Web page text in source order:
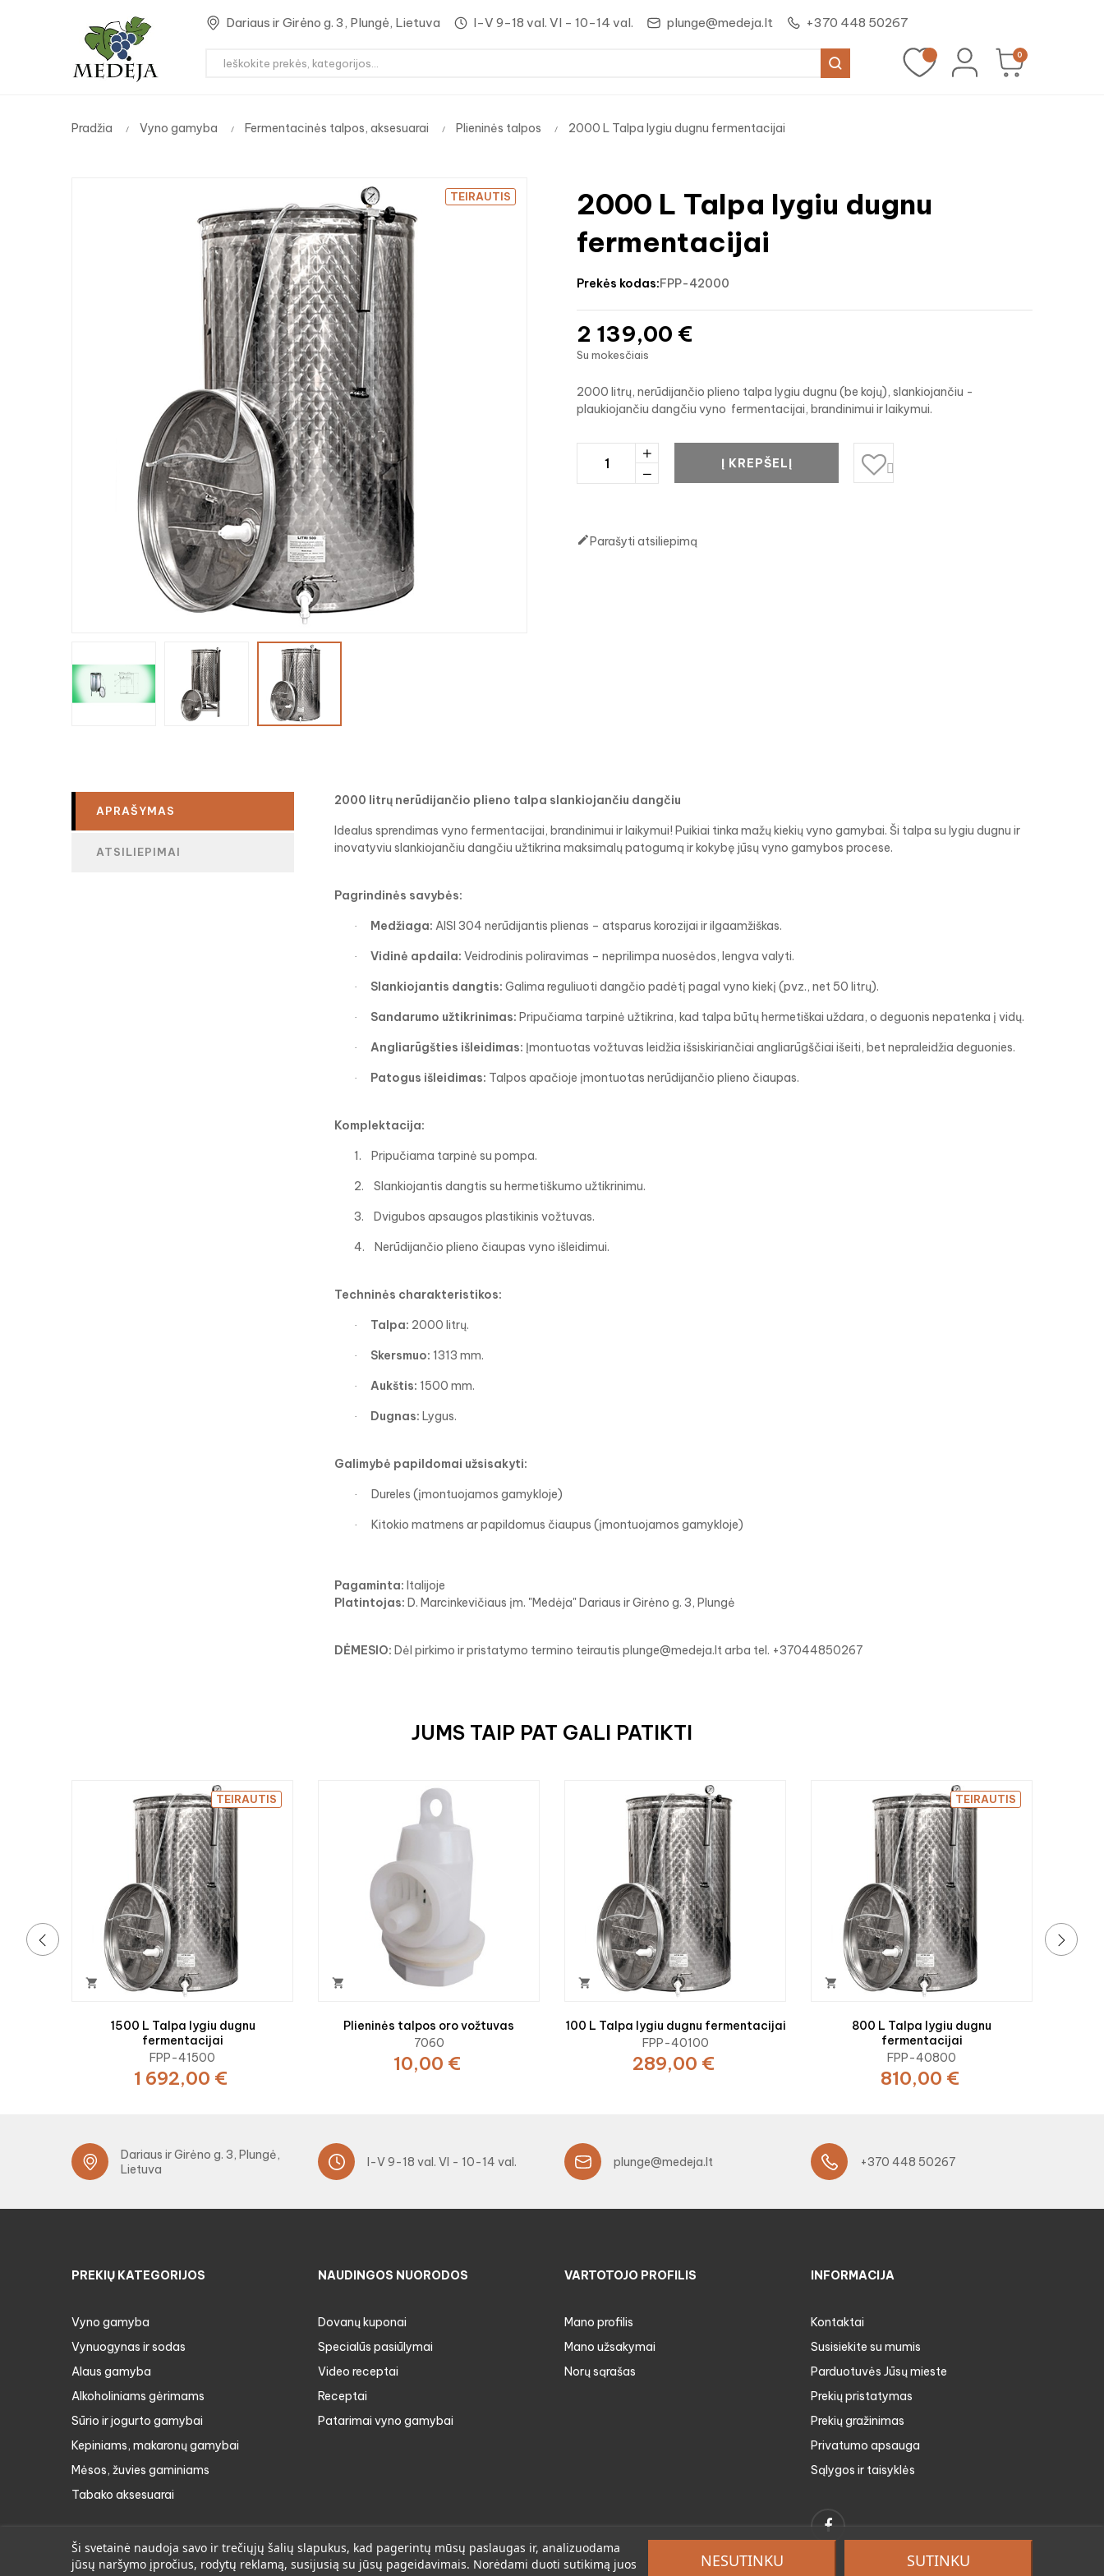
Dariaus ir Girėno g. 3, Plungė, Lietuva I-V 9-18 val. VI - 10-14 val. plunge@medeja.lt +370 448 50267
0
Pradžia Vyno gamyba Fermentacinės talpos, aksesuarai Plieninės talpos 2000 L Talpa lygiu dugnu fermentacijai
TEIRAUTIS
2000 L Talpa lygiu dugnu
fermentacijai
prekės kodas:FPP-42000
2 139,00 €
Su mokesčiais
2000 litrų, nerūdijančio plieno talpa lygiu dugnu (be kojų), slankiojančiu -
plaukiojančiu dangčiu vyno fermentacijai, brandinimui ir laikymui.
Į KREPŠELĮ 
Parašyti atsiliepimą
APRAŠYMAS
ATSILIEPIMAI
2000 litrų nerūdijančio plieno talpa slankiojančiu dangčiu
Idealus sprendimas vyno fermentacijai, brandinimui ir laikymui! Puikiai tinka mažų kiekių vyno gamybai. Ši talpa su lygiu dugnu ir
inovatyviu slankiojančiu dangčiu užtikrina maksimalų patogumą ir kokybę jūsų vyno gamybos procese.
Pagrindinės savybės:
· Medžiaga: AISI 304 nerūdijantis plienas – atsparus korozijai ir ilgaamžiškas.
· Vidinė apdaila: Veidrodinis poliravimas – neprilimpa nuosėdos, lengva valyti.
· Slankiojantis dangtis: Galima reguliuoti dangčio padėtį pagal vyno kiekį (pvz., net 50 litrų).
· Sandarumo užtikrinimas: Pripučiama tarpinė užtikrina, kad talpa būtų hermetiškai uždara, o deguonis nepatenka į vidų.
· Angliarūgšties išleidimas: Įmontuotas vožtuvas leidžia išsiskiriančiai angliarūgščiai išeiti, bet nepraleidžia deguonies.
· Patogus išleidimas: Talpos apačioje įmontuotas nerūdijančio plieno čiaupas.
Komplektacija:
1. Pripučiama tarpinė su pompa.
2. Slankiojantis dangtis su hermetiškumo užtikrinimu.
3. Dvigubos apsaugos plastikinis vožtuvas.
4. Nerūdijančio plieno čiaupas vyno išleidimui.
Techninės charakteristikos:
· Talpa: 2000 litrų.
· Skersmuo: 1313 mm.
· Aukštis: 1500 mm.
· Dugnas: Lygus.
Galimybė papildomai užsisakyti:
· Dureles (įmontuojamos gamykloje)
· Kitokio matmens ar papildomus čiaupus (įmontuojamos gamykloje)
Pagaminta: Italijoje
Platintojas: D. Marcinkevičiaus įm. "Medėja" Dariaus ir Girėno g. 3, Plungė
DĖMESIO: Dėl pirkimo ir pristatymo termino teirautis plunge@medeja.lt arba tel. +37044850267
JUMS TAIP PAT GALI PATIKTI

TEIRAUTIS
1500 L Talpa lygiu dugnu
fermentacijai
FPP-41500
1 692,00 €

Plieninės talpos oro vožtuvas
7060
10,00 €

100 L Talpa lygiu dugnu fermentacijai
FPP-40100
289,00 €

TEIRAUTIS
800 L Talpa lygiu dugnu
fermentacijai
FPP-40800
810,00 €
Dariaus ir Girėno g. 3, Plungė,
Lietuva
I-V 9-18 val. VI - 10-14 val. plunge@medeja.lt +370 448 50267
PREKIŲ KATEGORIJOS
Vyno gamyba
Vynuogynas ir sodas
Alaus gamyba
Alkoholiniams gėrimams
Sūrio ir jogurto gamybai
Kepiniams, makaronų gamybai
Mėsos, žuvies gaminiams
Tabako aksesuarai
NAUDINGOS NUORODOS
Dovanų kuponai
Specialūs pasiūlymai
Video receptai
Receptai
Patarimai vyno gamybai
VARTOTOJO PROFILIS
Mano profilis
Mano užsakymai
Norų sąrašas
INFORMACIJA
Kontaktai
Susisiekite su mumis
Parduotuvės Jūsų mieste
Prekių pristatymas
Prekių gražinimas
Privatumo apsauga
Sąlygos ir taisyklės
Facebook
Ši svetainė naudoja savo ir trečiųjų šalių slapukus, kad pagerintų mūsų paslaugas ir, analizuodama
jūsų naršymo įpročius, rodytų reklamą, susijusią su jūsų pageidavimais. Norėdami duoti sutikimą juos
NESUTINKU SUTINKU